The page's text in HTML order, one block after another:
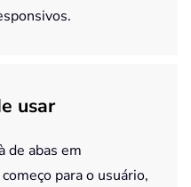
usar
de abas em
para o usuário,